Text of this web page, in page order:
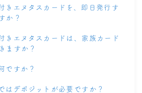
きエヌタスカードを、即日発行す
か？
きエヌタスカードは、家族カード
ますか？
ですか？
はデポジットが必要ですか？